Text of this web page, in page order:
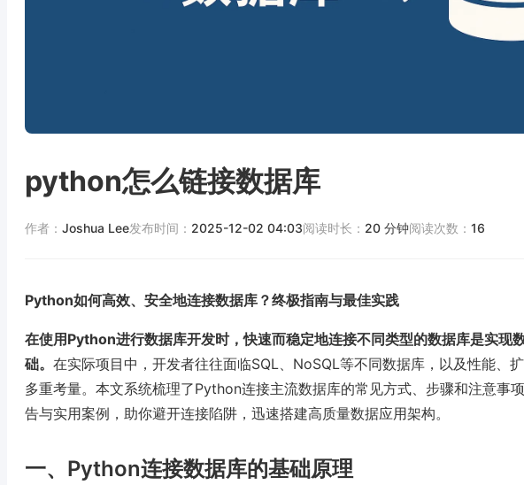
python怎么链接数据库
作者： Joshua Lee发布时间： 2025-12-02 04:03阅读时长： 20 分钟阅读次数： 16
Python如何高效、安全地连接数据库？终极指南与最佳实践
在使用Python进行数据库开发时，快速而稳定地连接不同类型的数据库是实现
础。 在实际项目中，开发者往往面临SQL、NoSQL等不同数据库，以及性能、
多重考量。本文系统梳理了Python连接主流数据库的常见方式、步骤和注意事
告与实用案例，助你避开连接陷阱，迅速搭建高质量数据应用架构。
一、Python连接数据库的基础原理